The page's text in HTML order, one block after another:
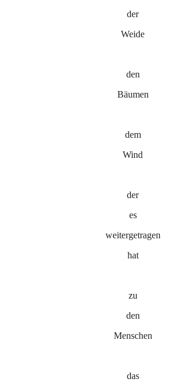
der
Weide
den
Bäumen
dem
Wind
der
es
weitergetragen
hat
zu
den
Menschen
das